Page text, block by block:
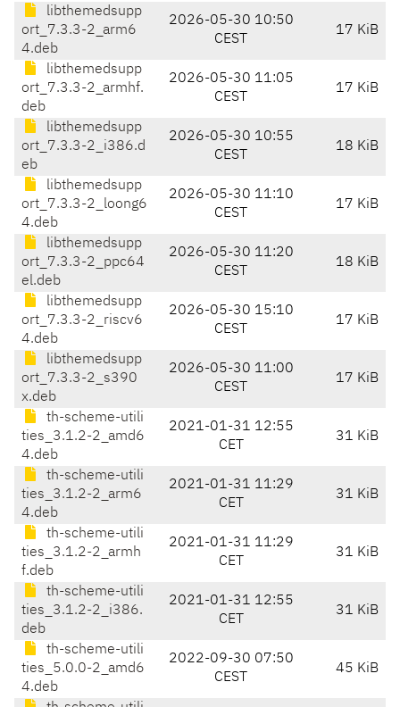
libthemedsupp
ort_7.3.3-2_arm6
4.deb
2026-05-30 10:50
CEST
17 KiB
libthemedsupp
ort_7.3.3-2_armhf.
deb
2026-05-30 11:05
CEST
17 KiB
libthemedsupp
ort_7.3.3-2_i386.d
eb
2026-05-30 10:55
CEST
18 KiB
libthemedsupp
ort_7.3.3-2_loong6
4.deb
2026-05-30 11:10
CEST
17 KiB
libthemedsupp
ort_7.3.3-2_ppc64
el.deb
2026-05-30 11:20
CEST
18 KiB
libthemedsupp
ort_7.3.3-2_riscv6
4.deb
2026-05-30 15:10
CEST
17 KiB
libthemedsupp
ort_7.3.3-2_s390
x.deb
2026-05-30 11:00
CEST
17 KiB
th-scheme-utili
ties_3.1.2-2_amd6
4.deb
2021-01-31 12:55
CET
31 KiB
th-scheme-utili
ties_3.1.2-2_arm6
4.deb
2021-01-31 11:29
CET
31 KiB
th-scheme-utili
ties_3.1.2-2_armh
f.deb
2021-01-31 11:29
CET
31 KiB
th-scheme-utili
ties_3.1.2-2_i386.
deb
2021-01-31 12:55
CET
31 KiB
th-scheme-utili
ties_5.0.0-2_amd6
4.deb
2022-09-30 07:50
CEST
45 KiB